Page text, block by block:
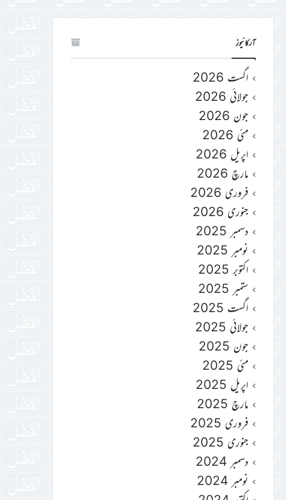
آرکائیوز
اگست 2026
جولائی 2026
جون 2026
مئی 2026
اپریل 2026
مارچ 2026
فروری 2026
جنوری 2026
دسمبر 2025
نومبر 2025
اکتوبر 2025
ستمبر 2025
اگست 2025
جولائی 2025
جون 2025
مئی 2025
اپریل 2025
مارچ 2025
فروری 2025
جنوری 2025
دسمبر 2024
نومبر 2024